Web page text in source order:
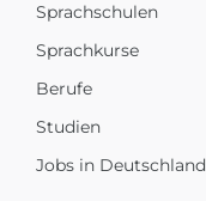
Sprachschulen
Sprachkurse
Berufe
Studien
Jobs in Deutschland